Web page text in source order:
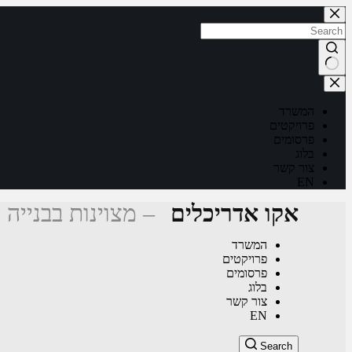
Skip
to
content
No
results
המשרד
פרויקטים
פרסומים
בלוג
צור קשר
EN
אקו אדריכלים – מצוינות
המשרד
פרויקטים
פרסומים
בלוג
צור קשר
EN
Search